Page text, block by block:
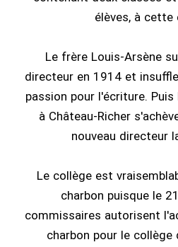
élèves, à cette
Le frère Louis-Arsène
directeur en 1914 et
passion pour l'écriture.
à Château-Richer
nouveau directeur
Le collège est
charbon puisque le
commissaires autorisent
charbon pour le collège